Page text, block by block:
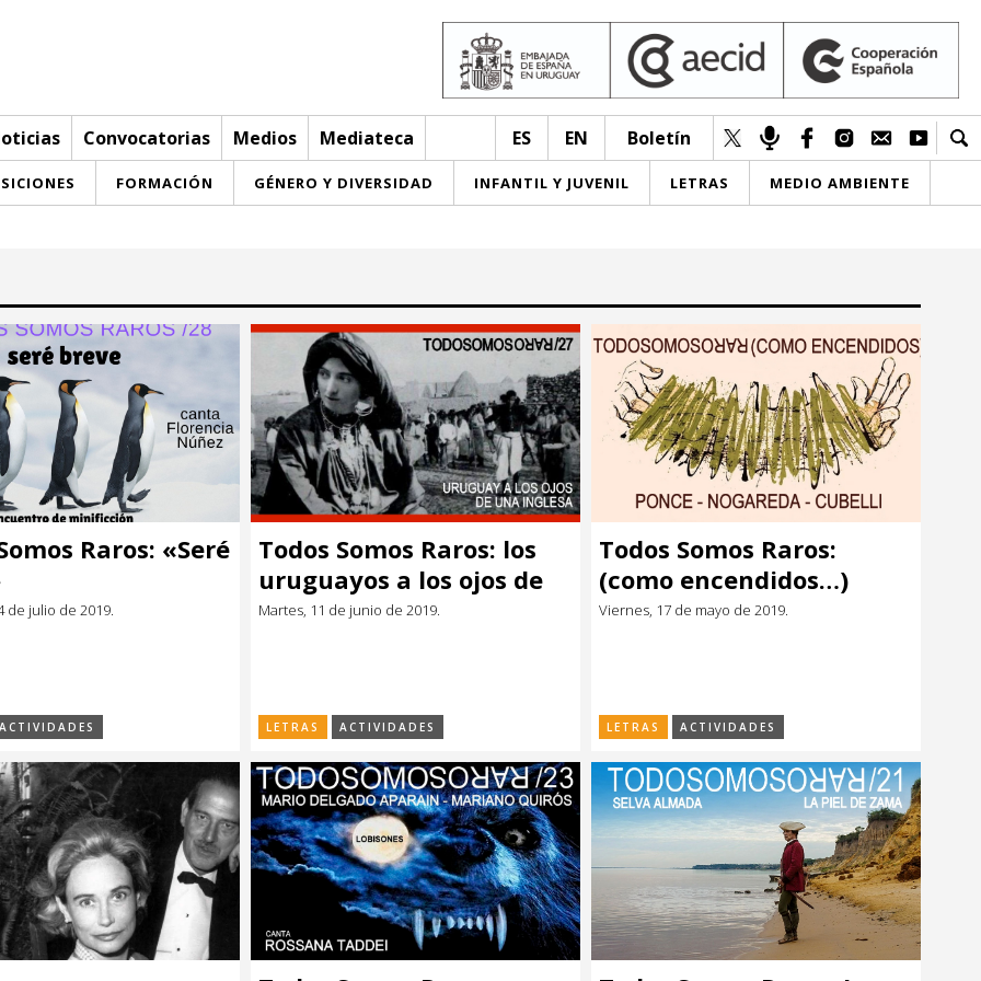
Convocatorias Medios Mediateca ES EN Boletín
FORMACIÓN GÉNERO Y DIVERSIDAD INFANTIL Y JUVENIL LETRAS MEDIO AMBIENTE
Raros: «Seré
de julio de 2019.
ACTIVIDADES
Todos Somos Raros: los
uruguayos a los ojos de
una inglesa.
Martes, 11 de junio de 2019.
LETRAS ACTIVIDADES
Todos Somos Raros:
(como encendidos…)
Viernes, 17 de mayo de 2019.
LETRAS ACTIVIDADES